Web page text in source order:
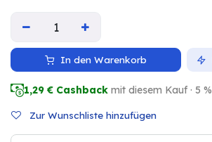
In den Warenkorb
1,29 € Cashback mit diesem Kauf · 5 %
Zur Wunschliste hinzufügen